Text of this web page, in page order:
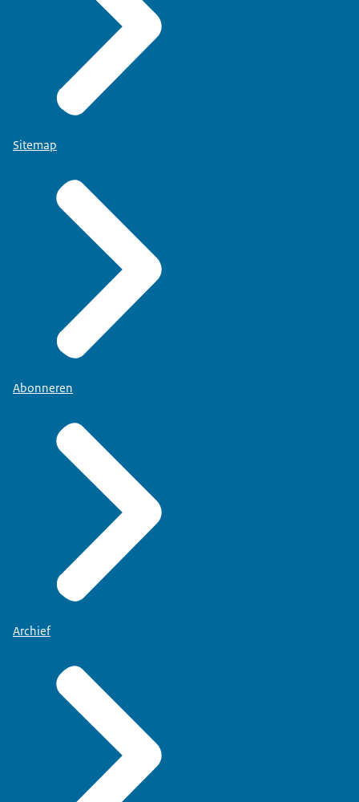
Sitemap
Abonneren
Archief